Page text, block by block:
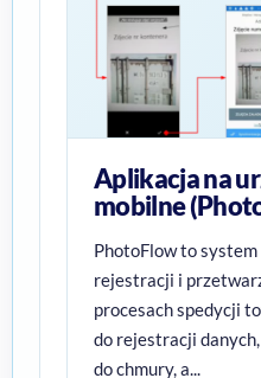
Aplikacja na
mobilne
PhotoFlow to
rejestracji i
procesach spedycji
do rejestracji
do chmury, a...